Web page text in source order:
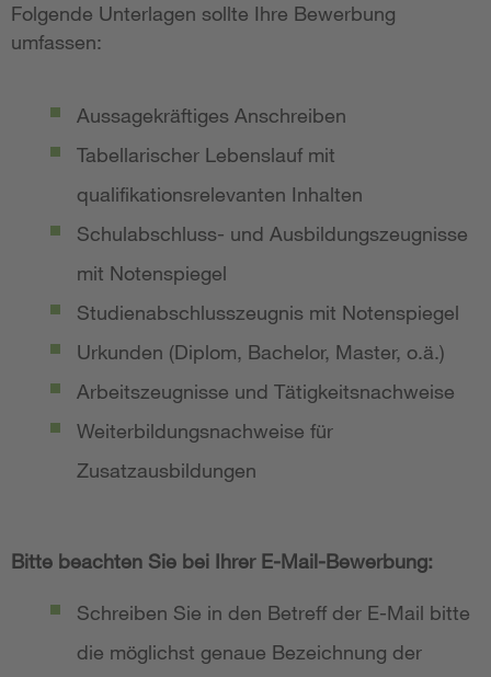
Folgende Unterlagen sollte Ihre Bewerbung
umfassen:
Aussagekräftiges Anschreiben
Tabellarischer Lebenslauf mit
qualifikationsrelevanten Inhalten
Schulabschluss- und Ausbildungszeugnisse
mit Notenspiegel
Studienabschlusszeugnis mit Notenspiegel
Urkunden (Diplom, Bachelor, Master, o.ä.)
Arbeitszeugnisse und Tätigkeitsnachweise
Weiterbildungsnachweise für
Zusatzausbildungen
Bitte beachten Sie bei Ihrer E-Mail-Bewerbung:
Schreiben Sie in den Betreff der E-Mail bitte
die möglichst genaue Bezeichnung der